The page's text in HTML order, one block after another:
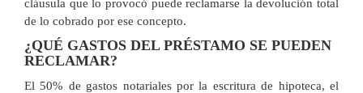
cláusula que lo provocó puede reclamarse la devolución total
de lo cobrado por ese concepto.
¿QUÉ GASTOS DEL PRÉSTAMO SE PUEDEN
RECLAMAR?
El 50% de gastos notariales por la escritura de hipoteca, el